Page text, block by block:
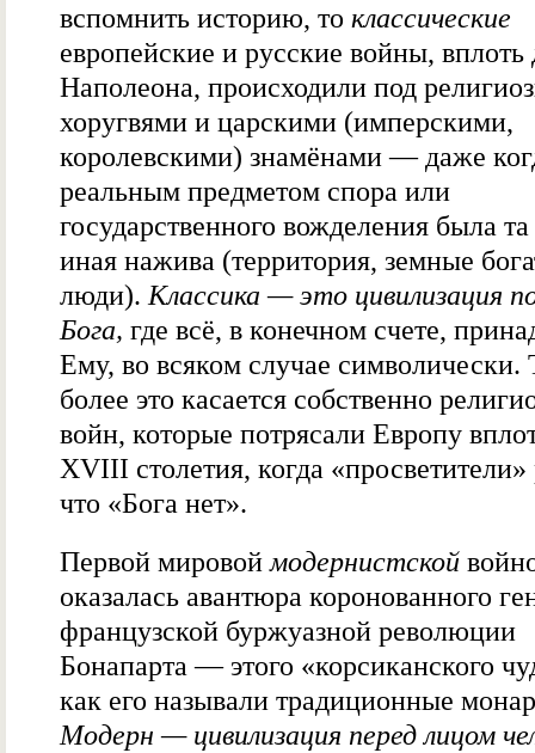
вспомнить историю, то классические
европейские и русские войны, вплоть
Наполеона, происходили под
хоругвями и царскими (имперскими,
королевскими) знамёнами — даже
реальным предметом спора или
государственного вожделения была
иная нажива (территория, земные
люди). Классика — это цивилизация
Бога, где всё, в конечном счете,
Ему, во всяком случае символически.
более это касается собственно
войн, которые потрясали Европу
XVIII столетия, когда
что «Бога нет».
Первой мировоймодернистской
оказалась авантюра коронованного
французской буржуазной революции
Бонапарта — этого «корсиканского
как его называли традиционные
Модерн — цивилизация перед лицом